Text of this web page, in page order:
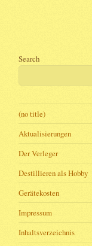
Search
(no title)
Aktualisierungen
Der Verleger
Destillieren als Hobby
Gerätekosten
Impressum
Inhaltsverzeichnis